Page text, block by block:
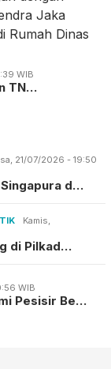
WIB
TN…
21/07/2026 - 19:50
d…
Kamis,
di Pilkad…
WIB
Pesisir Be…